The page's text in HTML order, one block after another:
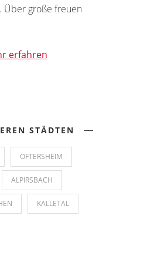
Über große freuen
erfahren
STÄDTEN
OFTERSHEIM
ALPIRSBACH
KALLETAL